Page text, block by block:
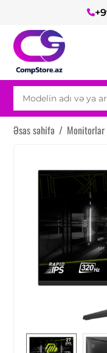
Əsas səhifə / Monitorlar